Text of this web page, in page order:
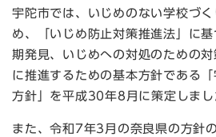
宇陀市では、いじめのない学校づ
め、「いじめ防止対策推進法」に
期発見、いじめへの対処のための
に推進するための基本方針である
方針」を平成30年8月に策定しまし
また、令和7年3月の奈良県の方針